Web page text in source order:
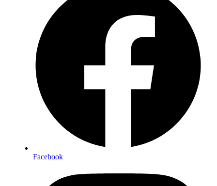
Facebook